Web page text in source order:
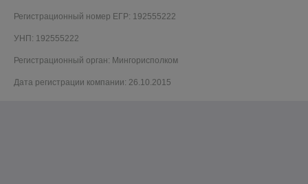
Регистрационный номер ЕГР: 192555222
УНП: 192555222
Регистрационный орган: Мингорисполком
Дата регистрации компании: 26.10.2015